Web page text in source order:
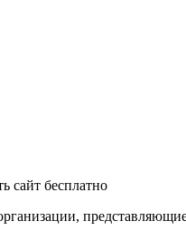
сайт бесплатно